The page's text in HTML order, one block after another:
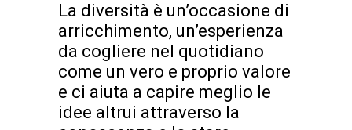
La diversità è un’occasione di
arricchimento, un’esperienza
da cogliere nel quotidiano
come un vero e proprio valore
e ci aiuta a capire meglio le
idee altrui attraverso la